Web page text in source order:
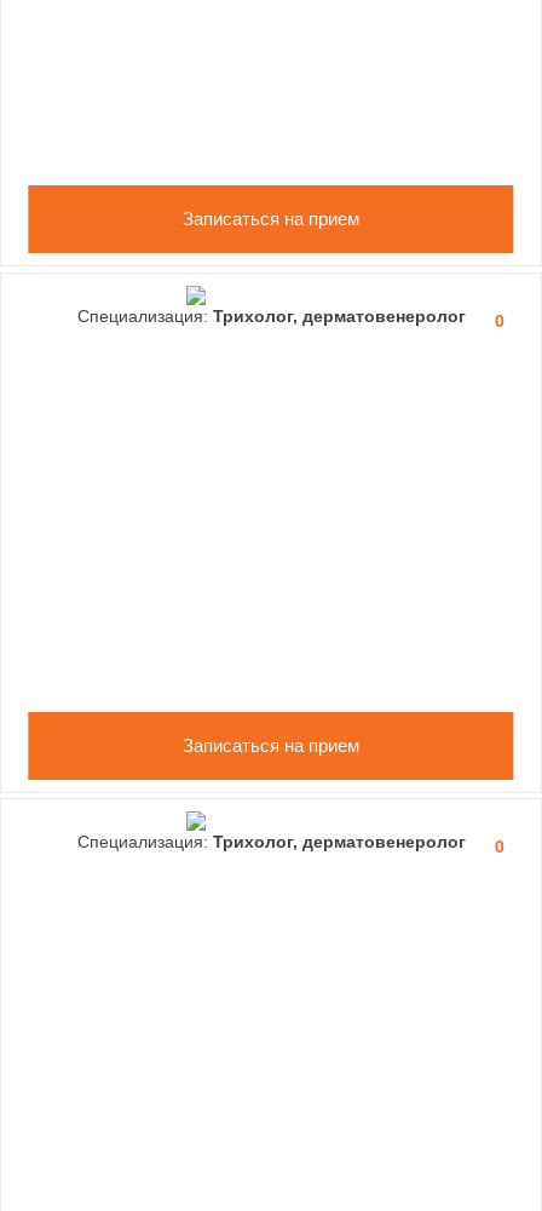
Записаться на прием
0
Специализация: Трихолог, дерматовенеролог
Записаться на прием
0
Специализация: Трихолог, дерматовенеролог